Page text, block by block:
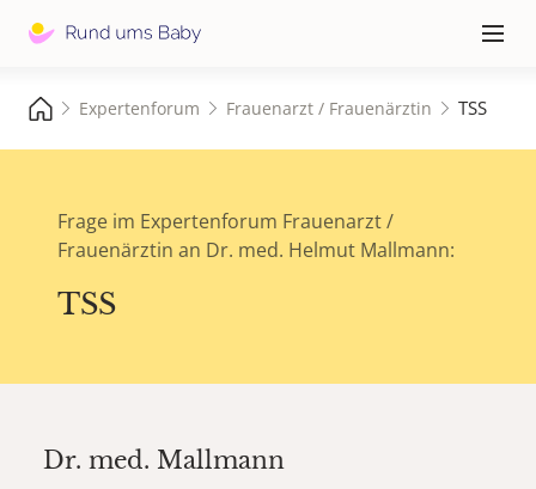
≡
Expertenforum Frauenarzt / Frauenärztin TSS
Frage im Expertenforum Frauenarzt /
Frauenärztin an Dr. med. Helmut Mallmann:
TSS
Dr. med. Mallmann